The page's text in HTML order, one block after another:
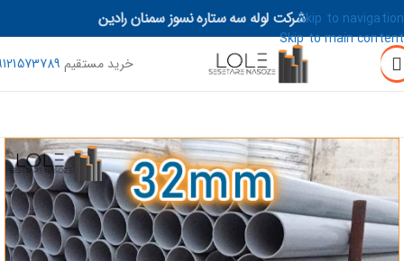
Skip to navigation
Skip to main content
شرکت لوله سه ستاره نسوز سمنان رادین
خرید مستقیم